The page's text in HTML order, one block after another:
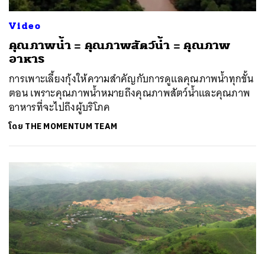
Video
คุณภาพน้ำ = คุณภาพสัตว์น้ำ = คุณภาพ
อาหาร
การเพาะเลี้ยงกุ้งให้ความสำคัญกับการดูแลคุณภาพน้ำทุกขั้น
ตอน เพราะคุณภาพน้ำหมายถึงคุณภาพสัตว์น้ำและคุณภาพ
อาหารที่จะไปถึงผู้บริโภค
โดย THE MOMENTUM TEAM